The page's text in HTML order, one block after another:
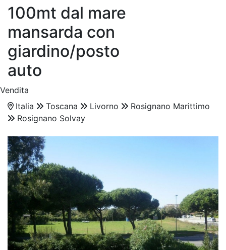
100mt dal mare
mansarda con
giardino/posto
auto
Vendita
Italia
Toscana Livorno
Rosignano Marittimo
Rosignano Solvay